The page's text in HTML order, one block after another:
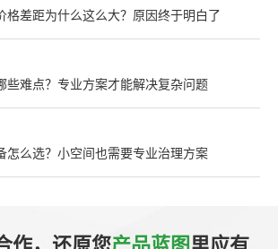
格差距为什么这么大？原因终于明白了
些难点？专业方案才能解决复杂问题
怎么选？小空间也需要专业治理方案